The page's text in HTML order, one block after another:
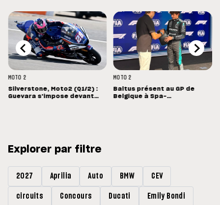
MOTO 2
Silverstone, Moto2 (Q1/2) :
Guevara s'impose devant
MOTO 2
Baltus présent au GP de
Belgique à Spa-
Explorer par filtre
2027 Aprilia Auto BMW CEV
circuits Concours Ducati Emily Bondi